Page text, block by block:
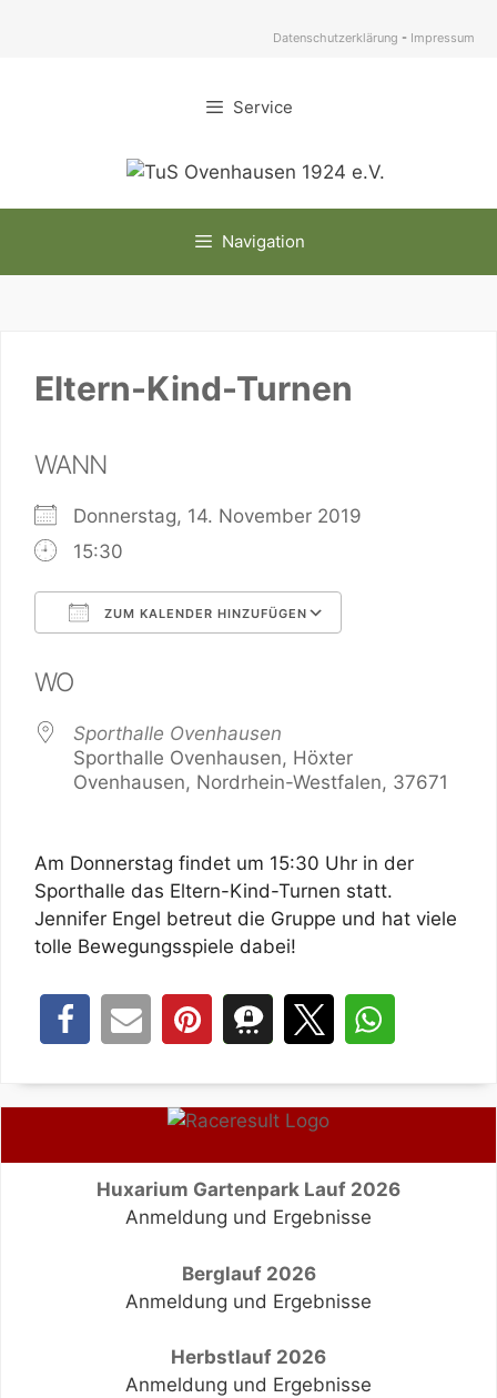
Datenschutzerklärung - Impressum
Service
Navigation
Eltern-Kind-Turnen
WANN
Donnerstag, 14. November 2019
15:30
ZUM KALENDER HINZUFÜGEN
WO
Sporthalle Ovenhausen
Sporthalle Ovenhausen, Höxter
Ovenhausen, Nordrhein-Westfalen, 37671
Am Donnerstag findet um 15:30 Uhr in der
Sporthalle das Eltern-Kind-Turnen statt.
Jennifer Engel betreut die Gruppe und hat viele
tolle Bewegungsspiele dabei!
Huxarium Gartenpark Lauf 2026
Anmeldung und Ergebnisse
Berglauf 2026
Anmeldung und Ergebnisse
Herbstlauf 2026
Anmeldung und Ergebnisse